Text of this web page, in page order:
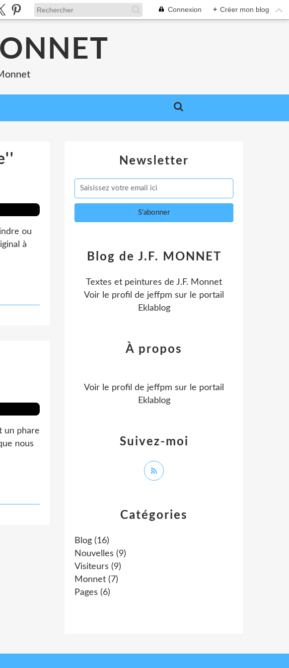
Connexion + Créer mon blog
ou
à
un phare
nous
Newsletter
Catégories
Blog (16)
Nouvelles (9)
Visiteurs (9)
Monnet (7)
Pages (6)
Blog de J.F. MONNET
Textes et peintures de J.F. Monnet
Voir le profil de jeffpm sur le portail
Eklablog
Suivez-moi
À propos
Voir le profil de jeffpm sur le portail
Eklablog